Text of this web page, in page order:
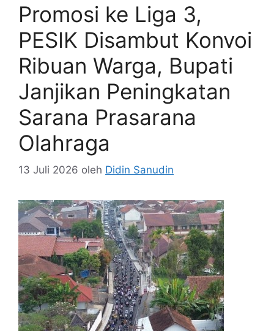
Promosi ke Liga 3,
PESIK Disambut Konvoi
Ribuan Warga, Bupati
Janjikan Peningkatan
Sarana Prasarana
Olahraga
13 Juli 2026 oleh Didin Sanudin